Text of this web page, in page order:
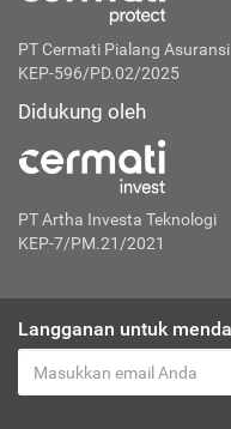
PT Cermati Pialang Asuransi
KEP-596/PD.02/2025
Didukung oleh
PT Artha Investa Teknologi
KEP-7/PM.21/2021
Langganan untuk